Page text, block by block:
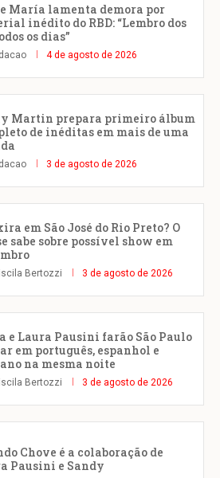
María lamenta demora por
inédito do RBD: “Lembro dos
os dias”
4 de agosto de 2026
Martin prepara primeiro álbum
de inéditas em mais de uma
3 de agosto de 2026
em São José do Rio Preto? O
sabe sobre possível show em
Bertozzi 3 de agosto de 2026
e Laura Pausini farão São Paulo
em português, espanhol e
na mesma noite
Bertozzi 3 de agosto de 2026
Chove é a colaboração de
Pausini e Sandy